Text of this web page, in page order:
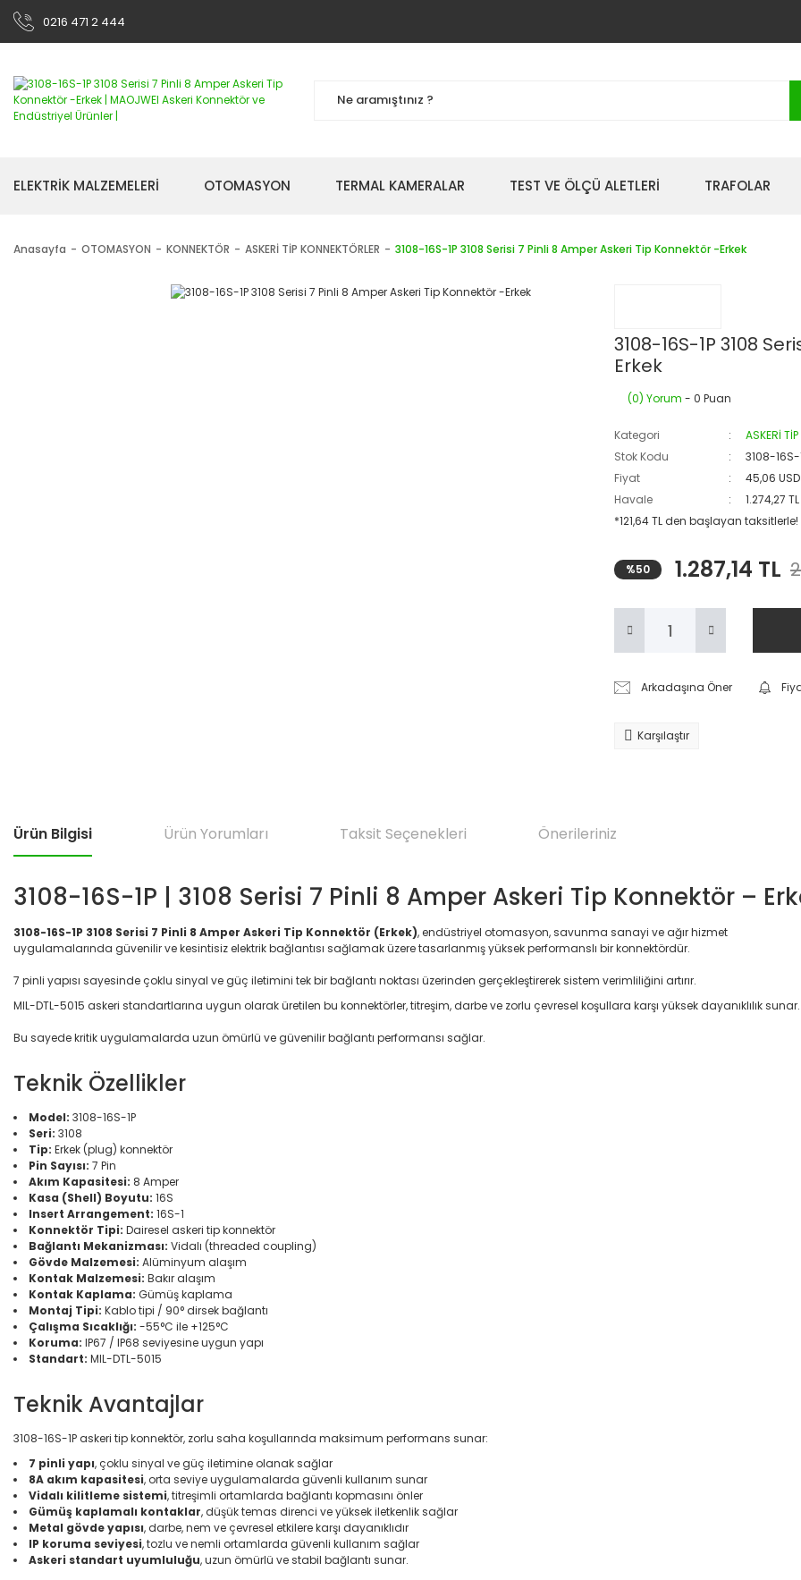
0216 471 2 444
ELEKTRİK MALZEMELERİ OTOMASYON TERMAL KAMERALAR TEST VE ÖLÇÜ ALETLERİ TRAFOLAR
Anasayfa OTOMASYON KONNEKTÖR ASKERİ TİP KONNEKTÖRLER 3108-16S-1P 3108 Serisi 7 Pinli 8 Amper Askeri Tip Konnektör -Erkek
3108-16S-1P 3108
Erkek
(0) Yorum - 0 Puan
Kategori
ASKERİ
Stok Kodu
3108-16S-
Fiyat
45,06
Havale
1.274,27
*121,64 TL den başlayan taksitlerle!
%50 1.287,14 TL
Arkadaşına Öner
Karşılaştır
Ürün Bilgisi Ürün Yorumları Taksit Seçenekleri Önerileriniz
3108-16S-1P | 3108 Serisi 7 Pinli 8 Amper Askeri Tip Konnektör –
3108-16S-1P 3108 Serisi 7 Pinli 8 Amper Askeri Tip Konnektör (Erkek), endüstriyel otomasyon, savunma sanayi ve ağır hizmet
uygulamalarında güvenilir ve kesintisiz elektrik bağlantısı sağlamak üzere tasarlanmış yüksek performanslı bir konnektördür.
7 pinli yapısı sayesinde çoklu sinyal ve güç iletimini tek bir bağlantı noktası üzerinden gerçekleştirerek sistem verimliliğini artırır.
MIL-DTL-5015 askeri standartlarına uygun olarak üretilen bu konnektörler, titreşim, darbe ve zorlu çevresel koşullara karşı yüksek dayanıklılık sunar.
Bu sayede kritik uygulamalarda uzun ömürlü ve güvenilir bağlantı performansı sağlar.
Teknik Özellikler
Model: 3108-16S-1P
Seri: 3108
Tip: Erkek (plug) konnektör
Pin Sayısı: 7 Pin
Akım Kapasitesi: 8 Amper
Kasa (Shell) Boyutu: 16S
Insert Arrangement: 16S-1
Konnektör Tipi: Dairesel askeri tip konnektör
Bağlantı Mekanizması: Vidalı (threaded coupling)
Gövde Malzemesi: Alüminyum alaşım
Kontak Malzemesi: Bakır alaşım
Kontak Kaplama: Gümüş kaplama
Montaj Tipi: Kablo tipi / 90° dirsek bağlantı
Çalışma Sıcaklığı: -55°C ile +125°C
Koruma: IP67 / IP68 seviyesine uygun yapı
Standart: MIL-DTL-5015
Teknik Avantajlar
3108-16S-1P askeri tip konnektör, zorlu saha koşullarında maksimum performans sunar:
7 pinli yapı, çoklu sinyal ve güç iletimine olanak sağlar
8A akım kapasitesi, orta seviye uygulamalarda güvenli kullanım sunar
Vidalı kilitleme sistemi, titreşimli ortamlarda bağlantı kopmasını önler
Gümüş kaplamalı kontaklar, düşük temas direnci ve yüksek iletkenlik sağlar
Metal gövde yapısı, darbe, nem ve çevresel etkilere karşı dayanıklıdır
IP koruma seviyesi, tozlu ve nemli ortamlarda güvenli kullanım sağlar
Askeri standart uyumluluğu, uzun ömürlü ve stabil bağlantı sunar.